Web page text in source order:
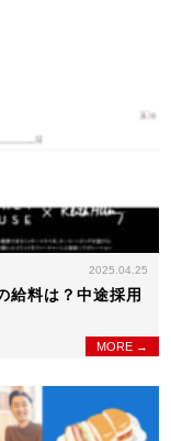
2025.04.25
給料は？中途採用
MORE →